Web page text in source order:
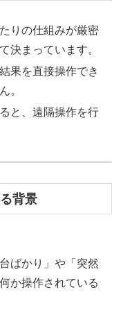
りの仕組みが厳密
決まっています。
果を直接操作でき
。
と、遠隔操作を行
背景
ばかり」や「突然
か操作されている